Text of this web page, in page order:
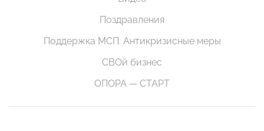
Поздравления
Поддержка МСП. Антикризисные меры
СВОй бизнес
ОПОРА — СТАРТ